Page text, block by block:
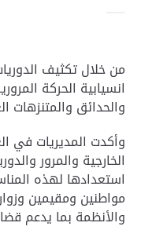
من خلال تكثيف
انسيابية الحركة
والحدائق والمتنزهات
وأكدت المديريات في
الخارجية والمرور
استعدادها لهذه
مواطنين ومقيمين
والأنظمة بما يدعم